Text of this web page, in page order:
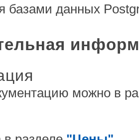
базами данных
можно в